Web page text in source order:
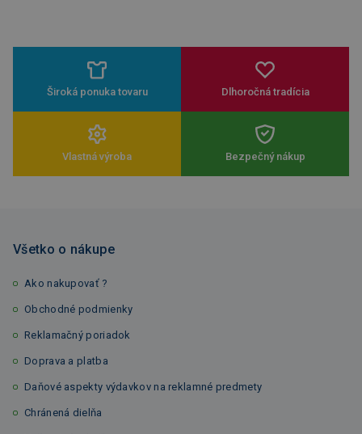
Široká ponuka tovaru Dlhoročná tradícia
Vlastná výroba Bezpečný nákup
Všetko o nákupe
Ako nakupovať ?
Obchodné podmienky
Reklamačný poriadok
Doprava a platba
Daňové aspekty výdavkov na reklamné predmety
Chránená dielňa